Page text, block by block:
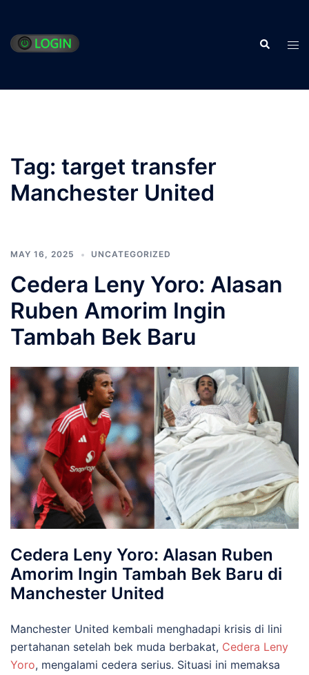
content
Search
Tag: target transfer
Manchester United
MAY 16, 2025 UNCATEGORIZED
Cedera Leny Yoro: Alasan
Ruben Amorim Ingin
Tambah Bek Baru
Cedera Leny Yoro: Alasan Ruben
Amorim Ingin Tambah Bek Baru di
Manchester United
Manchester United kembali menghadapi krisis di lini
pertahanan setelah bek muda berbakat, Cedera Leny
Yoro, mengalami cedera serius. Situasi ini memaksa